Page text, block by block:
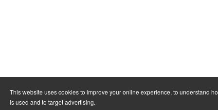
This website uses cookies to improve your online experience, to understand
is used and to target advertising.